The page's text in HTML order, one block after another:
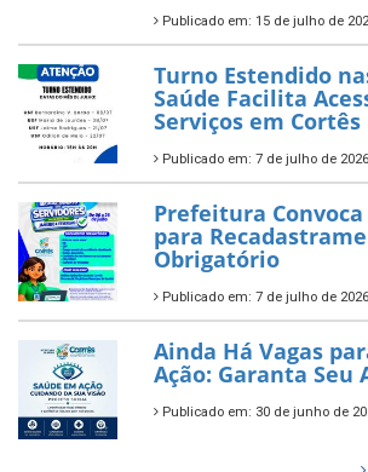
Publicado em: 15 de julho de
Turno Estendido
Saúde Facilita
Serviços em Cortês
Publicado em: 7 de julho de 2026
Prefeitura
para
Obrigatório
Publicado em: 7 de julho de 2026
Ainda Há Vagas
Ação: Garanta
Publicado em: 30 de junho de